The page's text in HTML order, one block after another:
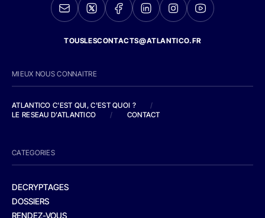
TOUSLESCONTACTS@ATLANTICO.FR
MIEUX NOUS CONNAITRE
ATLANTICO C'EST QUI, C'EST QUOI ?
/
LE RESEAU D'ATLANTICO
/ CONTACT
CATEGORIES
DECRYPTAGES
DOSSIERS
RENDEZ-VOUS